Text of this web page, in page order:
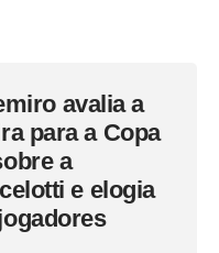
avalia a
para a Copa
a
e elogia